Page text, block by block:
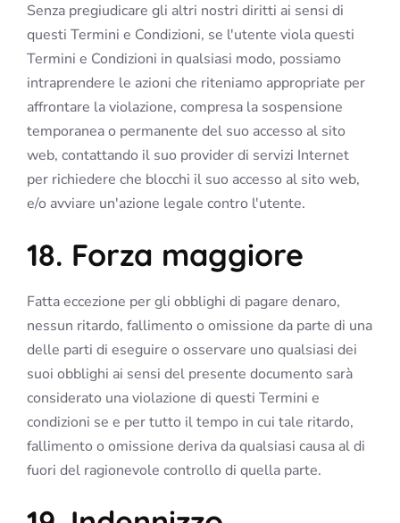
Senza pregiudicare gli altri nostri diritti ai sensi di
questi Termini e Condizioni, se l'utente viola questi
Termini e Condizioni in qualsiasi modo, possiamo
intraprendere le azioni che riteniamo appropriate per
affrontare la violazione, compresa la sospensione
temporanea o permanente del suo accesso al sito
web, contattando il suo provider di servizi Internet
per richiedere che blocchi il suo accesso al sito web,
e/o avviare un'azione legale contro l'utente.
18. Forza maggiore
Fatta eccezione per gli obblighi di pagare denaro,
nessun ritardo, fallimento o omissione da parte di una
delle parti di eseguire o osservare uno qualsiasi dei
suoi obblighi ai sensi del presente documento sarà
considerato una violazione di questi Termini e
condizioni se e per tutto il tempo in cui tale ritardo,
fallimento o omissione deriva da qualsiasi causa al di
fuori del ragionevole controllo di quella parte.